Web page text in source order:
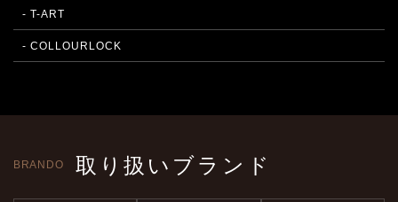
- T-ART
- COLLOURLOCK
BRANDO 取り扱いブランド